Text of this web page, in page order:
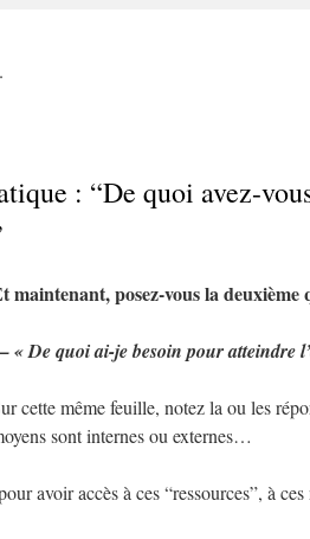
: “De quoi avez-
maintenant, posez-vous la deuxième
« De quoi ai-je besoin pour atteindre
cette même feuille, notez la ou les
sont internes ou externes…
avoir accès à ces “ressources”, à